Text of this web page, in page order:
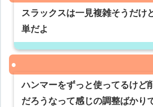
スラックスは一見複雑そうだけ
単だよ
ハンマーをずっと使ってるけど
だろうなって感じの調整ばかり